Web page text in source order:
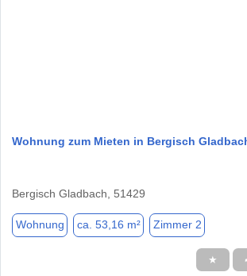
Wohnung zum Mieten in Bergisch
Bergisch Gladbach, 51429
Wohnung ca. 53,16 m² Zimmer 2
★